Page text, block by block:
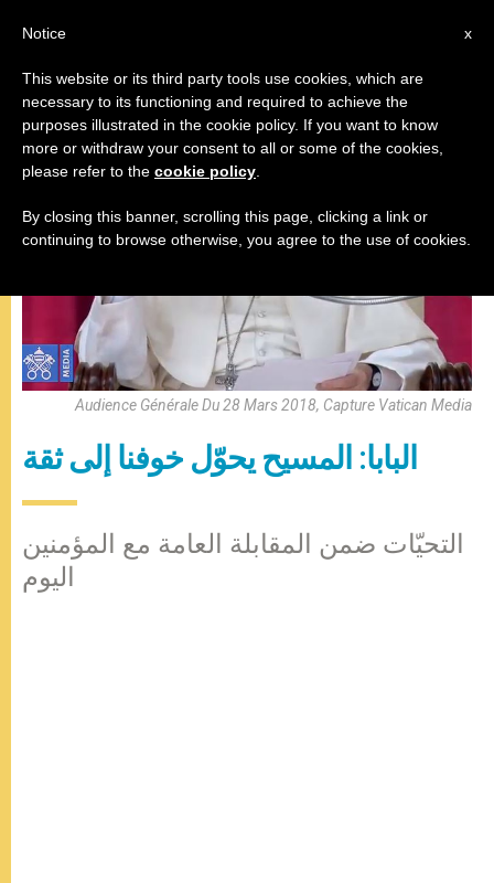
المقابلة العامة,باباوات
Audience Générale Du 28 Mars 2018, Capture Vatican Media
البابا: المسيح يحوّل خوفنا إلى ثقة
التحيّات ضمن المقابلة العامة مع المؤمنين
اليوم
x
Notice
This website or its third party tools use cookies, which are
necessary to its functioning and required to achieve the
purposes illustrated in the cookie policy. If you want to know
more or withdraw your consent to all or some of the cookies,
please refer to the cookie policy
By closing this banner, scrolling this page, clicking a link or
continuing to browse otherwise, you agree to the use of cookies.